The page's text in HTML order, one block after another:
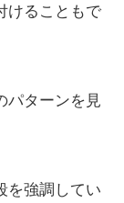
けることもで
パターンを見
を強調してい